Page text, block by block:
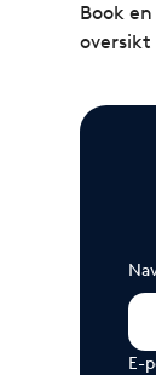
Book
oversikt
E-